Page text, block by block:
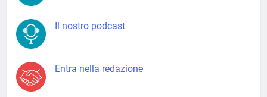
Il nostro podcast
Entra nella redazione